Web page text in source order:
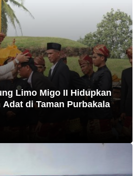
Limo Migo II Hidupkan
di Taman Purbakala